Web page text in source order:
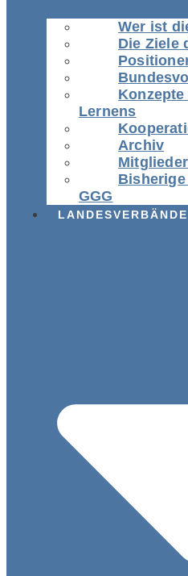
Wer ist
Die Ziele
Lernens
Archiv
GGG
LANDESVERBÄNDE